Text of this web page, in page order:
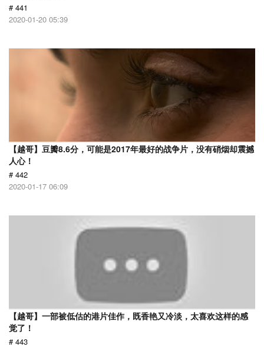
# 441
2020-01-20 05:39
【越哥】豆瓣8.6分，可能是2017年最好的战争片，没有硝烟却震撼
人心！
# 442
2020-01-17 06:09
【越哥】一部被低估的港片佳作，既香艳又冷淡，太喜欢这样的感
觉了！
# 443